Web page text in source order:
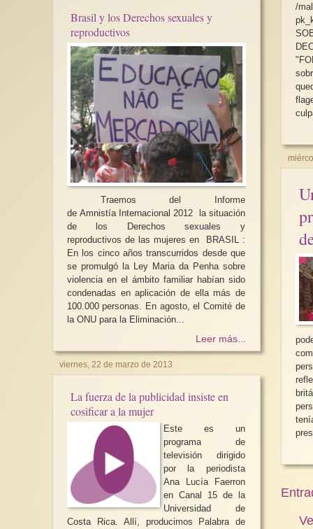
Brasil y los Derechos sexuales y
reproductivos
Traemos del Informe
de Amnistía Internacional 2012 la situación
de los Derechos sexuales y
reproductivos de las mujeres en BRASIL :
En los cinco años transcurridos desde que
se promulgó la Ley Maria da Penha sobre
violencia en el ámbito familiar habían sido
condenadas en aplicación de ella más de
100.000 personas. En agosto, el Comité de
la ONU para la Eliminación...
Leer más...
viernes, 22 de marzo de 2013
La fuerza de la publicidad insiste en
cosificar a la mujer
Este es un
programa de
televisión dirigido
por la periodista
Ana Lucía Faerron
en Canal 15 de la
Universidad de
Costa Rica. Allí, producimos Palabra de
/
reflexión